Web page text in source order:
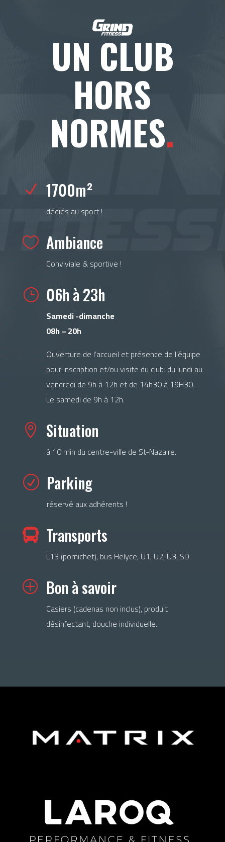
UN CLUB
HORS
NORMES.
N 1700m²
dédiés au sport !
 Ambiance
Conviviale & sportive !
} 06h à 23h
Samedi -dimanche
08h – 20h
Ouverture de l’accueil et présence de l’équipe
pour inscription et/ou visite du club: du lundi au
vendredi de 9h à 12h et de 14h30 à 19H30.
Le samedi de 9h à 12h.
 Situation
à 10 min du centre-ville de St-Nazaire.
R Parking
réservé aux adhérents !
 Transports
L13 (pornichet), bus Helyce, U1, U2, U3, SD.
P Bon à savoir
Casiers (cadenas non inclus), produit
désinfectant, douche individuelle.